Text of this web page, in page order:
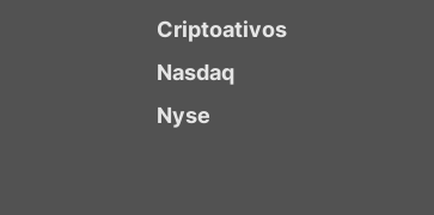
Criptoativos
Nasdaq
Nyse